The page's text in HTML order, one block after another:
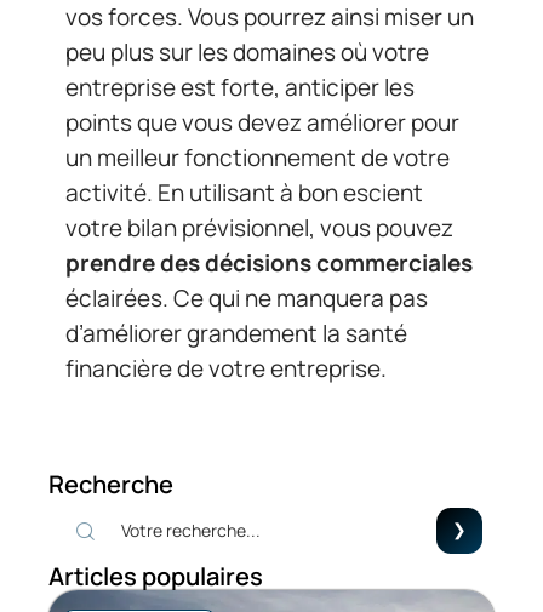
vos forces. Vous pourrez ainsi miser un
peu plus sur les domaines où votre
entreprise est forte, anticiper les
points que vous devez améliorer pour
un meilleur fonctionnement de votre
activité. En utilisant à bon escient
votre bilan prévisionnel, vous pouvez
prendre des décisions commerciales
éclairées. Ce qui ne manquera pas
d’améliorer grandement la santé
financière de votre entreprise.
Recherche
Articles populaires